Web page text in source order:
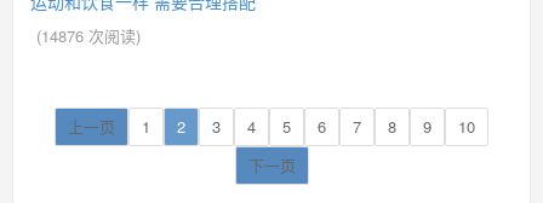
(14876 次阅读)
上一页 1 2 3 4 5 6 7 8 9
10
下一页